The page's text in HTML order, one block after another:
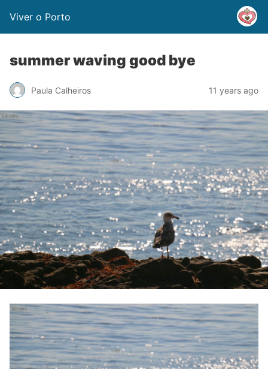
Viver o Porto
summer waving good bye
Paula Calheiros 11 years ago